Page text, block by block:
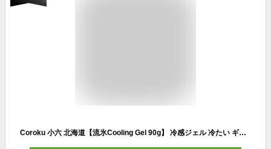
Coroku 小六 北海道【流氷Cooling Gel 90g】 冷感ジェル 冷たい ギフト 引き締め 顔体用 大容量 熱さ対策 北海道お土産